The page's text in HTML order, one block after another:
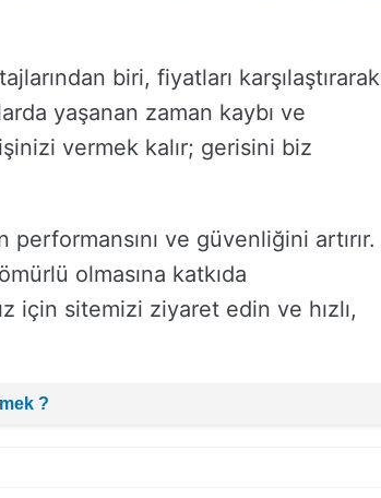
biri, fiyatları karşılaştırarak
yaşanan zaman kaybı ve
vermek kalır; gerisini biz
ve güvenliğini artırır.
olmasına katkıda
için sitemizi ziyaret edin ve hızlı,
?